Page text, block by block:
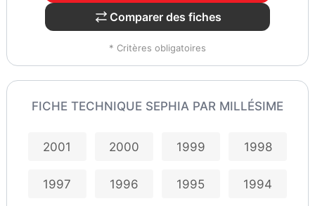
Comparer des fiches
* Critères obligatoires
FICHE TECHNIQUE SEPHIA PAR MILLÉSIME
2001 2000 1999 1998
1997 1996 1995 1994